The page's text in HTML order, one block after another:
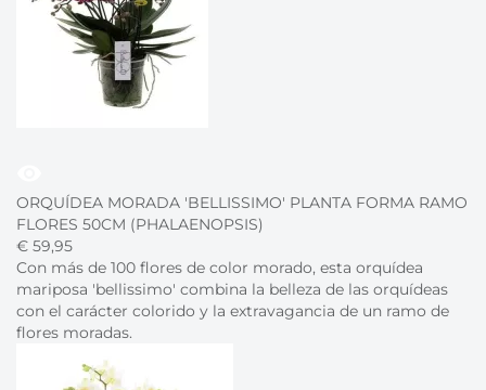
ORQUÍDEA MORADA 'BELLISSIMO' PLANTA FORMA RAMO
FLORES 50CM (PHALAENOPSIS)
€ 59,95
Con más de 100 flores de color morado, esta orquídea
mariposa 'bellissimo' combina la belleza de las orquídeas
con el carácter colorido y la extravagancia de un ramo de
flores moradas.